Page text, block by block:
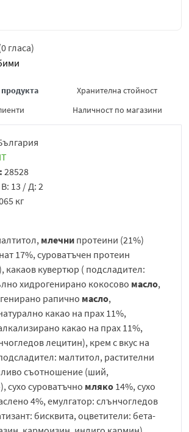
гласа)
Хранителна стойност
Наличност по магазини
28528
13 / Д: 2
кг
млечни протеини (21%)
17%, суроватъчен протеин
какаов кувертюр ( подсладител:
хидрогенирано кокосово масло,
рапично масло,
какао на прах 11%,
какао на прах 11%,
лецитин), крем с вкус на
малтитол, растителни
съотношение (ший,
сухо суроватъчно мляко 14%, сухо
4%, емулгатор: слънчогледов
бисквита, оцветители: бета-